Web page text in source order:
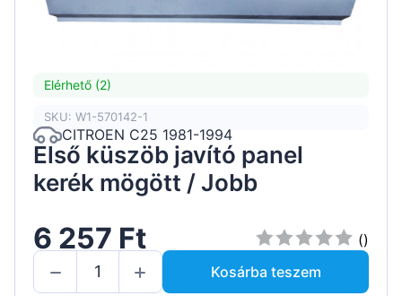
Elérhető (2)
SKU: W1-570142-1
CITROEN C25 1981-1994
Első küszöb javító panel
kerék mögött / Jobb
6 257 Ft
()
Kosárba teszem